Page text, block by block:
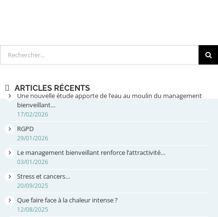
Rechercher
ARTICLES RÉCENTS
Une nouvelle étude apporte de l’eau au moulin du management
bienveillant…
17/02/2026
RGPD
29/01/2026
Le management bienveillant renforce l’attractivité…
03/01/2026
Stress et cancers…
20/09/2025
Que faire face à la chaleur intense ?
12/08/2025